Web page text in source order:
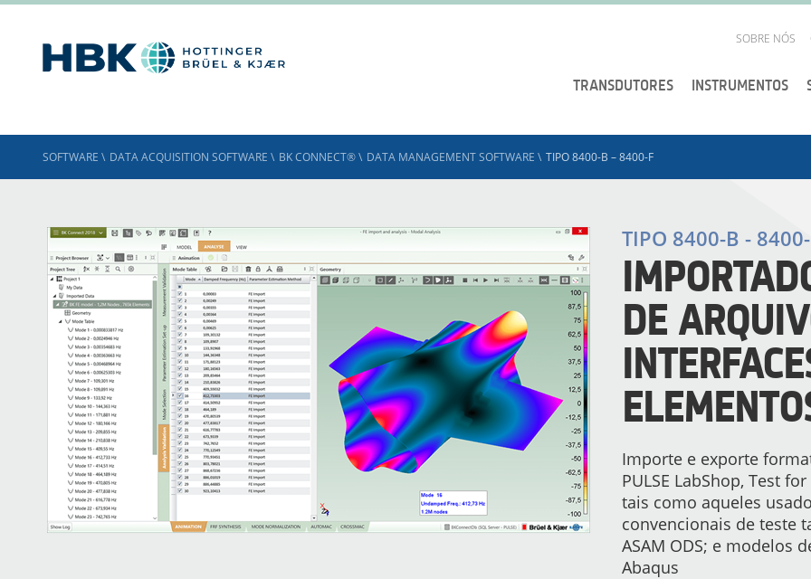
SOBRE NÓS
TRANSDUTORES INSTRUMENTOS
SOFTWARE \ DATA ACQUISITION SOFTWARE \ BK CONNECT®\ DATA MANAGEMENT SOFTWARE \ TIPO 8400-B – 8400-F
TIPO 8400-B -
DE
Importe e exporte
PULSE LabShop, Test
tais como aqueles
convencionais de teste
ASAM ODS; e modelos
Abaqus